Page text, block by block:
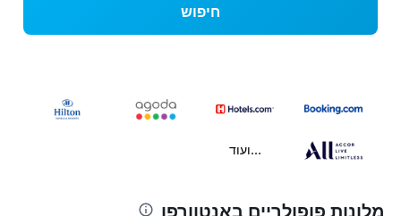
חיפוש
...ועוד
מלונות פופולריים באנטוורפן